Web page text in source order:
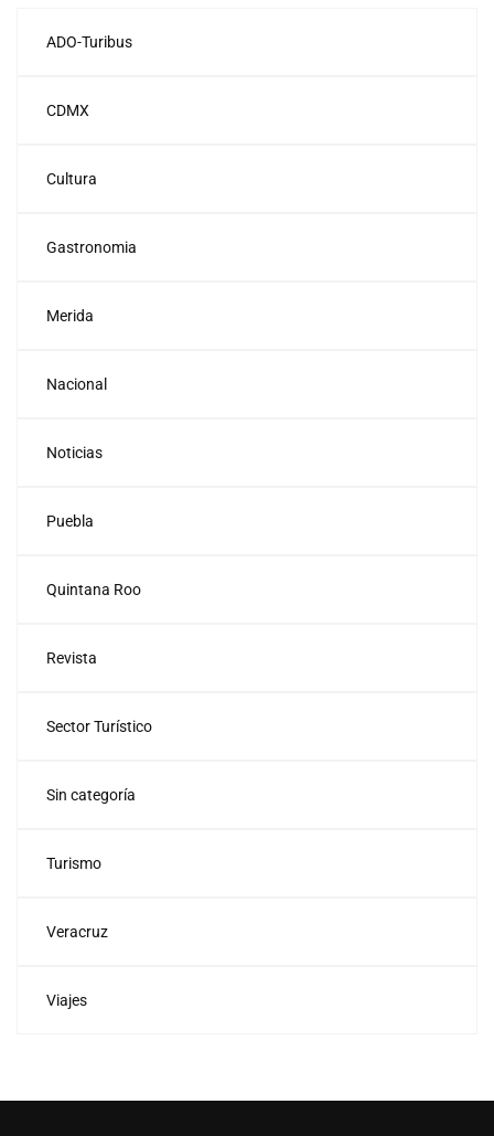
ADO-Turibus
CDMX
Cultura
Gastronomia
Merida
Nacional
Noticias
Puebla
Quintana Roo
Revista
Sector Turístico
Sin categoría
Turismo
Veracruz
Viajes